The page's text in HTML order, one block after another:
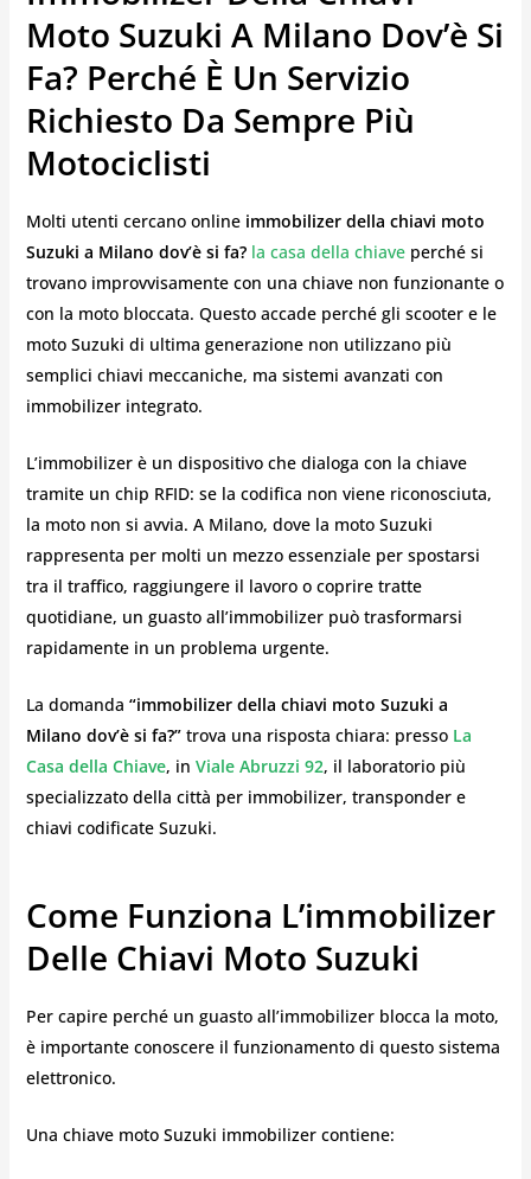
Moto Suzuki A Milano Dov’è Si
Fa? Perché È Un Servizio
Richiesto Da Sempre Più
Motociclisti
Molti utenti cercano online immobilizer della chiavi moto
Suzuki a Milano dov’è si fa? la casa della chiaveperché si
trovano improvvisamente con una chiave non funzionante o
con la moto bloccata. Questo accade perché gli scooter e le
moto Suzuki di ultima generazione non utilizzano più
semplici chiavi meccaniche, ma sistemi avanzati con
immobilizer integrato.
L’immobilizer è un dispositivo che dialoga con la chiave
tramite un chip RFID: se la codifica non viene riconosciuta,
la moto non si avvia. A Milano, dove la moto Suzuki
rappresenta per molti un mezzo essenziale per spostarsi
tra il traffico, raggiungere il lavoro o coprire tratte
quotidiane, un guasto all’immobilizer può trasformarsi
rapidamente in un problema urgente.
La domanda “immobilizer della chiavi moto Suzuki a
Milano dov’è si fa?”trova una risposta chiara: presso La
Casa della Chiave, in Viale Abruzzi 92, il laboratorio più
specializzato della città per immobilizer, transponder e
chiavi codificate Suzuki.
Come Funziona L’immobilizer
Delle Chiavi Moto Suzuki
Per capire perché un guasto all’immobilizer blocca la moto,
è importante conoscere il funzionamento di questo sistema
elettronico.
Una chiave moto Suzuki immobilizer contiene: